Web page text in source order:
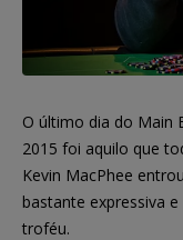
O último dia do Main
2015 foi aquilo que
Kevin MacPhee
bastante expressiva
troféu.